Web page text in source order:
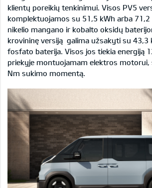
klientų poreikių tenkinimui. Visos PV5
komplektuojamos su 51,5 kWh arba 71,2
nikelio mangano ir kobalto oksidų
krovininę versiją galima užsakyti su 43,3
fosfato baterija. Visos jos tiekia energiją
priekyje montuojamam elektros motorui,
Nm sukimo momentą.